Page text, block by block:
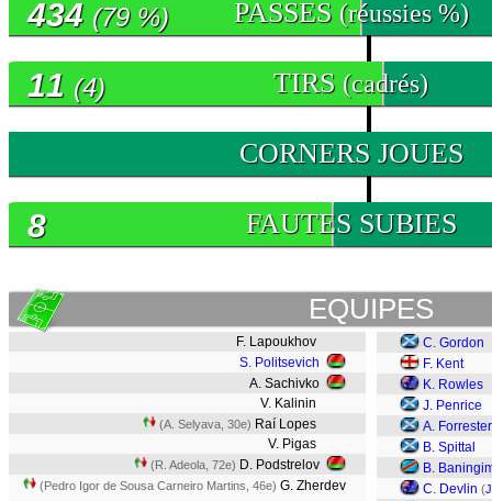
PASSES (réussies %)
434 (79 %)
TIRS (cadrés)
11 (4)
CORNERS JOUES
FAUTES SUBIES
8
EQUIPES
F. Lapoukhov
S. Politsevich
A. Sachivko
V. Kalinin
(A. Selyava, 30e) Raí Lopes
V. Pigas
(R. Adeola, 72e) D. Podstrelov
(Pedro Igor de Sousa Carneiro Martins, 46e) G. Zherdev
C. Gordon
F. Kent
K. Rowles
J. Penrice
A. Forrester
B. Spittal
B.
C. Devlin (